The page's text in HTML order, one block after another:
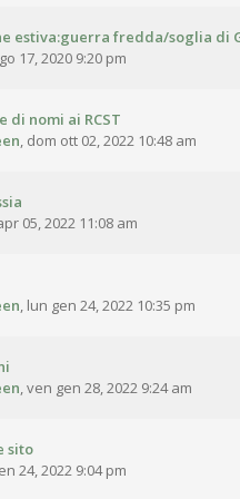
estiva:guerra fredda/soglia di
17, 2020 9:20 pm
di nomi ai RCST
, dom ott 02, 2022 10:48 am
05, 2022 11:08 am
, lun gen 24, 2022 10:35 pm
,ven gen 28, 2022 9:24 am
sito
24, 2022 9:04 pm